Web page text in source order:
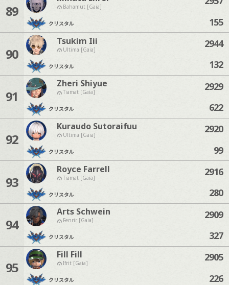
89 Bahamut [Gaia]
クリスタル
155
90
Tsukim Iii
Ultima [Gaia]
クリスタル
2944
132
91
Zheri Shiyue
Tiamat [Gaia]
クリスタル
2929
622
92
Kuraudo Sutoraifuu
Ultima [Gaia]
クリスタル
2920
99
93
Royce Farrell
Tiamat [Gaia]
クリスタル
2916
280
94
Arts Schwein
Fenrir [Gaia]
クリスタル
2909
327
95
Fill Fill
Ifrit [Gaia]
クリスタル
2905
226